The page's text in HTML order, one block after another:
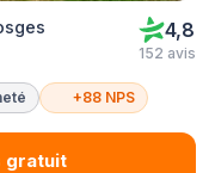
4,8
152 avis
+88 NPS
gratuit